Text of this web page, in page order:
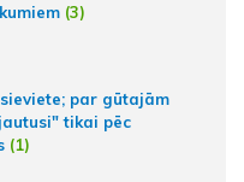
(3)
par gūtajām
tikai pēc
(1)